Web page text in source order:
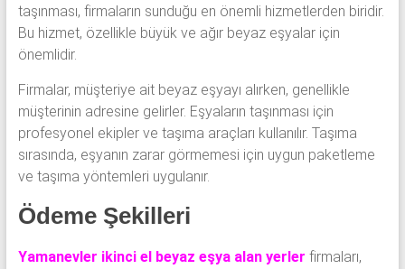
taşınması, firmaların sunduğu en önemli hizmetlerden biridir.
Bu hizmet, özellikle büyük ve ağır beyaz eşyalar için
önemlidir.
Firmalar, müşteriye ait beyaz eşyayı alırken, genellikle
müşterinin adresine gelirler. Eşyaların taşınması için
profesyonel ekipler ve taşıma araçları kullanılır. Taşıma
sırasında, eşyanın zarar görmemesi için uygun paketleme
ve taşıma yöntemleri uygulanır.
Ödeme Şekilleri
Yamanevler ikinci el beyaz eşya alan yerler firmaları,